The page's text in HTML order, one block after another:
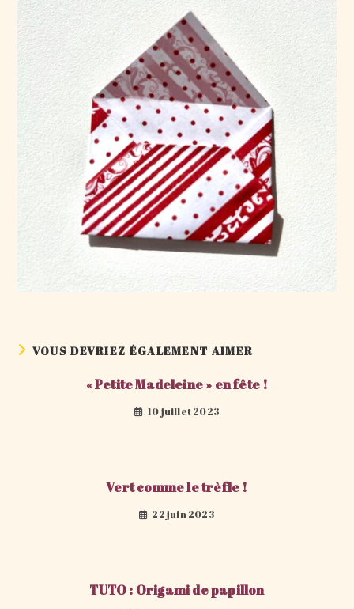
VOUS DEVRIEZ ÉGALEMENT AIMER
« Petite Madeleine » en fête !
10 juillet 2023
Vert comme le trèfle !
22 juin 2023
TUTO : Origami de papillon